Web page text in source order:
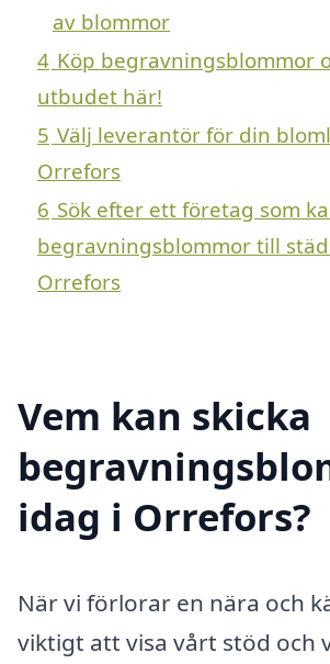
av blommor
4 Köp begravningsblommor
utbudet här!
5 Välj leverantör för din
Orrefors
6 Sök efter ett företag som
begravningsblommor till
Orrefors
Vem kan skicka
idag i Orrefors?
När vi förlorar en nära och
viktigt att visa vårt stöd och